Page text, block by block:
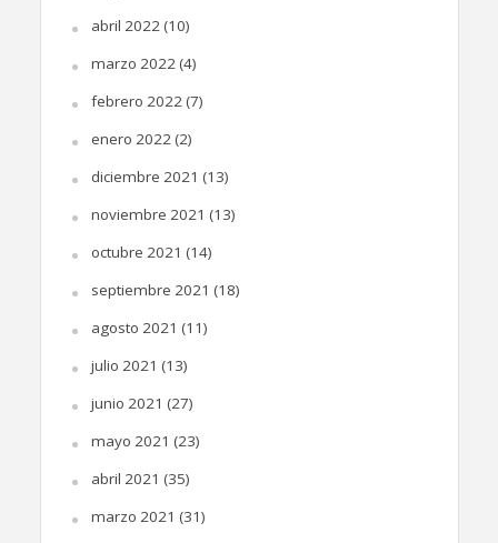
abril 2022(10)
marzo 2022(4)
febrero 2022(7)
enero 2022(2)
diciembre 2021 (13)
noviembre 2021 (13)
octubre 2021 (14)
septiembre 2021 (18)
agosto 2021 (11)
julio 2021 (13)
junio 2021 (27)
mayo 2021 (23)
abril 2021 (35)
marzo 2021 (31)